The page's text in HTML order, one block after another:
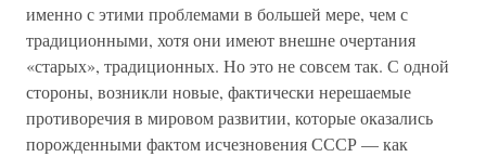
именно с этими проблемами в большей мере, чем с
традиционными, хотя они имеют внешне очертания
«старых», традиционных. Но это не совсем так. С одной
стороны, возникли новые, фактически нерешаемые
противоречия в мировом развитии, которые оказались
порожденными фактом исчезновения СССР — как